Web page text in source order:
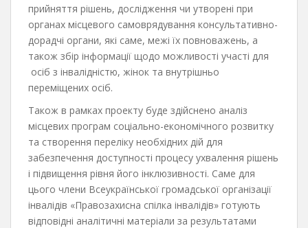
прийняття рішень, дослідження чи утворені при
органах місцевого самоврядування консультативно-
дорадчі органи, які саме, межі їх повноважень, а
також збір інформації щодо можливості участі для
осіб з інвалідністю, жінок та внутрішньо
переміщених осіб.
Також в рамках проекту буде здійснено аналіз
місцевих програм соціально-економічного розвитку
та створення переліку необхідних дій для
забезпечення доступності процесу ухвалення рішень
і підвищення рівня його інклюзивності. Саме для
цього члени Всеукраїнської громадської організації
інвалідів «Правозахисна спілка інвалідів» готують
відповідні аналітичні матеріали за результатами